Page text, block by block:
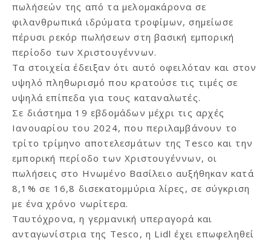
πωλήσεών της από τα μελομακάρονα σε
φιλανθρωπικά ιδρύματα τροφίμων, σημείωσε
πέρυσι ρεκόρ πωλήσεων στη βασική εμπορική
περίοδο των Χριστουγέννων.
Τα στοιχεία έδειξαν ότι αυτό οφειλόταν και στον
υψηλό πληθωρισμό που κρατούσε τις τιμές σε
υψηλά επίπεδα για τους καταναλωτές.
Σε διάστημα 19 εβδομάδων μέχρι τις αρχές
Ιανουαρίου του 2024, που περιλαμβάνουν το
τρίτο τρίμηνο αποτελεσμάτων της Tesco και την
εμπορική περίοδο των Χριστουγέννων, οι
πωλήσεις στο Ηνωμένο Βασίλειο αυξήθηκαν κατά
8,1% σε 16,8 δισεκατομμύρια λίρες, σε σύγκριση
με ένα χρόνο νωρίτερα.
Ταυτόχρονα, η γερμανική υπεραγορά και
ανταγωνίστρια της Tesco, η Lidl έχει επωφεληθεί